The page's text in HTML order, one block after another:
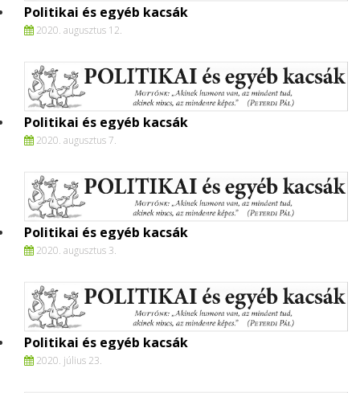
Politikai és egyéb kacsák
2020. augusztus 12.
Politikai és egyéb kacsák
2020. augusztus 7.
Politikai és egyéb kacsák
2020. augusztus 3.
Politikai és egyéb kacsák
2020. július 23.